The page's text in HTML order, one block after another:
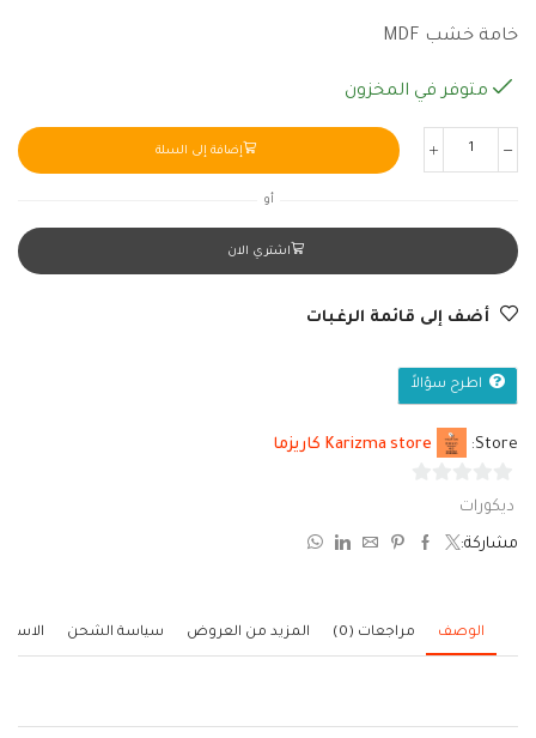
خامة خشب MDF
متوفر في المخزون
إضافة إلى السلة
أو
اشتري الان
أضف إلى قائمة الرغبات
اطرح سؤالاً
Store: Karizma store كاريزما
ديكورات
مشاركة:
الوصف مراجعات (0) المزيد من العروض سياسة الشحن